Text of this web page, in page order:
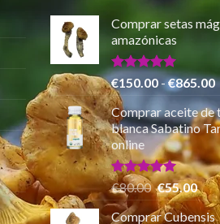
Comprar setas
amazónicas
Valorado
con5.00
de 5
€150.00 -€865.00
Comprar aceite de
blanca Sabatino
online
Valorado
con5.00
de 5
€80.00 El
precio
original
€55.00El
Comprar Cubensis